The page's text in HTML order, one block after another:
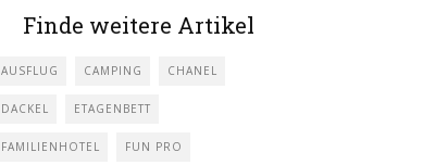
Finde weitere Artikel
AUSFLUG CAMPING CHANEL
DACKEL ETAGENBETT
FAMILIENHOTEL FUN PRO